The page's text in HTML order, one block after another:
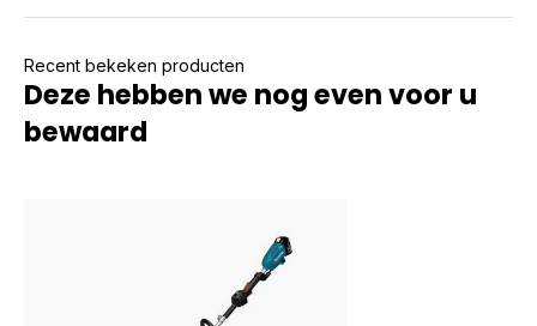
Recent bekeken producten
Deze hebben we nog even voor u
bewaard